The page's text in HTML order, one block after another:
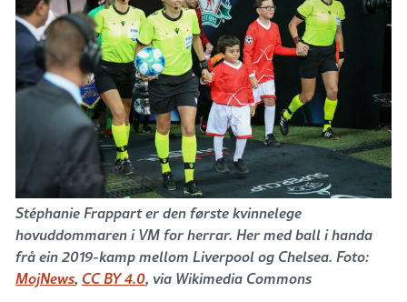
Stéphanie Frappart er den første kvinnelege
hovuddommaren i VM for herrar. Her med ball i handa
frå ein 2019-kamp mellom Liverpool og Chelsea. Foto:
MojNews, CC BY 4.0, via Wikimedia Commons